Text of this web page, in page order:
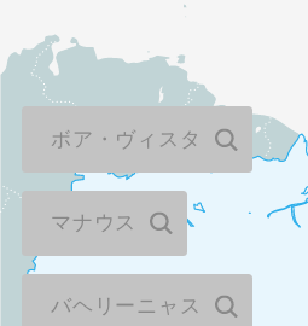
ビーチ・リゾート
避暑地
スポーツ観戦
バヘリーニャス
ボア・ヴィスタ
マナウス